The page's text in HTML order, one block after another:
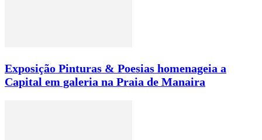
Exposição Pinturas & Poesias homenageia a
Capital em galeria na Praia de Manaira